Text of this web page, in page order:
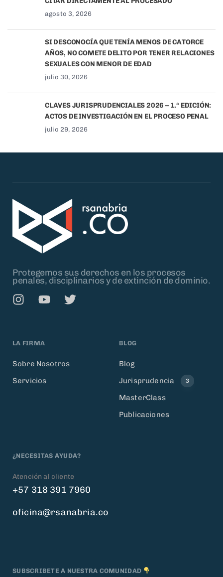
agosto 3, 2026
SI DESCONOCÍA QUE TENÍA MENOS DE CATORCE
AÑOS, NO COMETE DELITO POR TENER RELACIONES
SEXUALES CON MENOR DE EDAD
julio 30, 2026
CLAVES JURISPRUDENCIALES 2026 – 1.ª EDICIÓN:
ACTOS DE INVESTIGACIÓN EN EL PROCESO PENAL
julio 29, 2026
Protegemos sus derechos en los procesos
penales, disciplinarios y de extinción de dominio.
LA FIRMA
Sobre Nosotros
Servicios
BLOG
Blog
Jurisprudencia
3
MasterClass
Publicaciones
¿NECESITAS AYUDA?
Atención al cliente
+57 318 391 7960
oficina@rsanabria.co
SUBSCRIBETE A NUESTRA COMUNIDAD